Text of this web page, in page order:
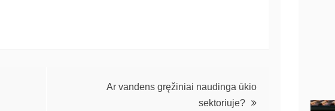
Ar vandens gręžiniai naudinga ūkio
sektoriuje?